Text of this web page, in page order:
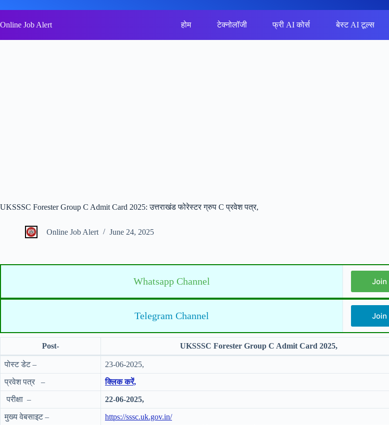
to
content
Online Job Alert होम टेक्नोलॉजी फ्री AI कोर्स बेस्ट AI टूल्स
UKSSSC Forester Group C Admit Card 2025: उत्तराखंड फोरेस्टर ग्रुप C प्रवेश पत्र,
Online Job Alert June 24, 2025
Whatsapp Channel Join
Telegram Channel Join
Post- UKSSSC Forester Group C Admit Card 2025,
पोस्ट डेट – 23-06-2025,
प्रवेश पत्र – क्लिक करें,
परीक्षा – 22-06-2025,
मुख्य वेबसाइट –
https://sssc.uk.gov.in/